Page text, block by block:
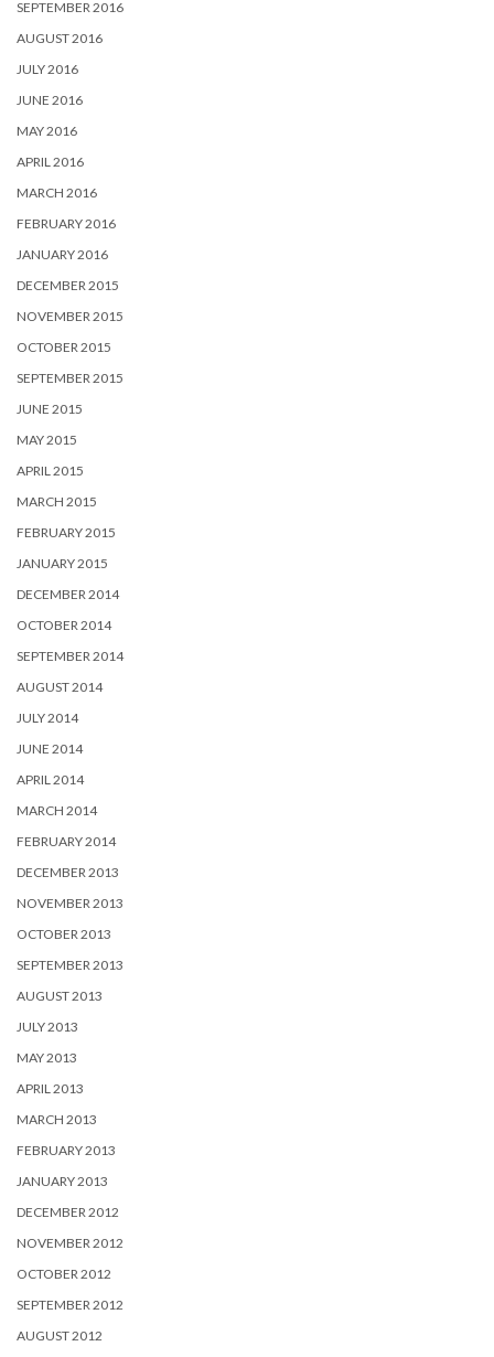
SEPTEMBER 2016
AUGUST 2016
JULY 2016
JUNE 2016
MAY 2016
APRIL 2016
MARCH 2016
FEBRUARY 2016
JANUARY 2016
DECEMBER 2015
NOVEMBER 2015
OCTOBER 2015
SEPTEMBER 2015
JUNE 2015
MAY 2015
APRIL 2015
MARCH 2015
FEBRUARY 2015
JANUARY 2015
DECEMBER 2014
OCTOBER 2014
SEPTEMBER 2014
AUGUST 2014
JULY 2014
JUNE 2014
APRIL 2014
MARCH 2014
FEBRUARY 2014
DECEMBER 2013
NOVEMBER 2013
OCTOBER 2013
SEPTEMBER 2013
AUGUST 2013
JULY 2013
MAY 2013
APRIL 2013
MARCH 2013
FEBRUARY 2013
JANUARY 2013
DECEMBER 2012
NOVEMBER 2012
OCTOBER 2012
SEPTEMBER 2012
AUGUST 2012